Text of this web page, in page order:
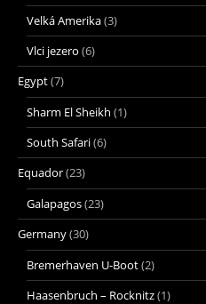
Velká Amerika(3)
Vlci jezero (6)
Egypt(7)
Sharm El Sheikh (1)
South Safari(6)
Equador(23)
Galapagos(23)
Germany(30)
Bremerhaven U-Boot(2)
Haasenbruch – Rocknitz(1)